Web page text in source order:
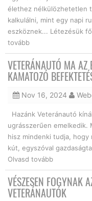
élethez nélkülözhetetlen
kalkulálni, mint egy napi
eszköznek... Létezésük
tovább
VETERÁNAUTÓ MA AZ
KAMATOZÓ
Nov 16, 2024
Hazánk Veteránautó
ugrásszerűen emelkedik.
hisz mindenki tudja,
kút, egyszóval
Olvasd tovább
VÉSZESEN FOGYNAK
VETERÁNAUTÓK